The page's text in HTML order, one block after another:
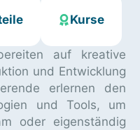
Kurse
auf kreative
und Entwicklung
erlernen den
und Tools, um
oder eigenständig